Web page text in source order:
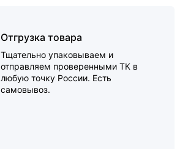
Отгрузка товара
Тщательно упаковываем и
отправляем проверенными ТК в
любую точку России. Есть
самовывоз.